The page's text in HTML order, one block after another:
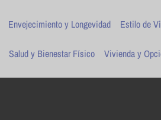
Envejecimiento y Longevidad Estilo de
Salud y Bienestar Físico Vivienda y